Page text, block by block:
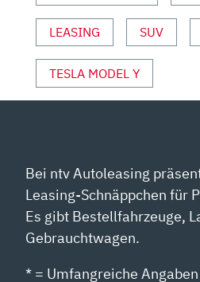
LEASING SUV
TESLA MODEL Y
Bei ntv Autoleasing
Leasing-Schnäppchen für
Es gibt Bestellfahrzeuge,
Gebrauchtwagen.
* = Umfangreiche